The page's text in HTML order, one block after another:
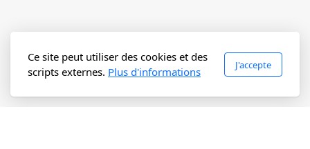
Ce site peut utiliser des cookies et des
scripts externes. Plus d'informations
J'accepte